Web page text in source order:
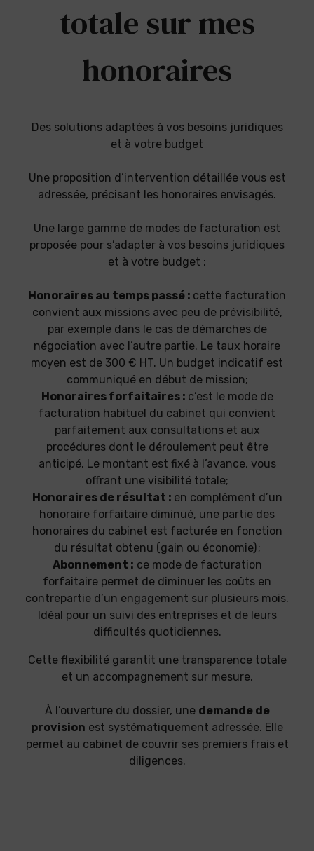
totale sur mes
honoraires
Des solutions adaptées à vos besoins juridiques
et à votre budget
Une proposition d’intervention détaillée vous est
adressée, précisant les honoraires envisagés.
Une large gamme de modes de facturation est
proposée pour s’adapter à vos besoins juridiques
et à votre budget :
Honoraires au temps passé : cette facturation
convient aux missions avec peu de prévisibilité,
par exemple dans le cas de démarches de
négociation avec l’autre partie. Le taux horaire
moyen est de 300 € HT. Un budget indicatif est
communiqué en début de mission;
Honoraires forfaitaires : c’est le mode de
facturation habituel du cabinet qui convient
parfaitement aux consultations et aux
procédures dont le déroulement peut être
anticipé. Le montant est fixé à l’avance, vous
offrant une visibilité totale;
Honoraires de résultat : en complément d’un
honoraire forfaitaire diminué, une partie des
honoraires du cabinet est facturée en fonction
du résultat obtenu (gain ou économie) ;
Abonnement : ce mode de facturation
forfaitaire permet de diminuer les coûts en
contrepartie d’un engagement sur plusieurs mois.
Idéal pour un suivi des entreprises et de leurs
difficultés quotidiennes.
Cette flexibilité garantit une transparence totale
et un accompagnement sur mesure.
À l’ouverture du dossier, une demande de
provision est systématiquement adressée. Elle
permet au cabinet de couvrir ses premiers frais et
diligences.